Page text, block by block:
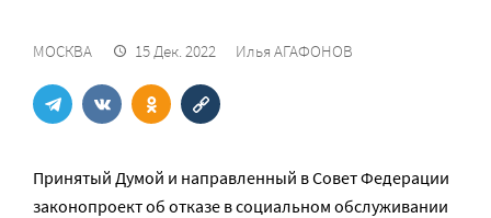
МОСКВА 15 Дек. 2022 Илья АГАФОНОВ
Принятый Думой и направленный в Совет Федерации
законопроект об отказе в социальном обслуживании